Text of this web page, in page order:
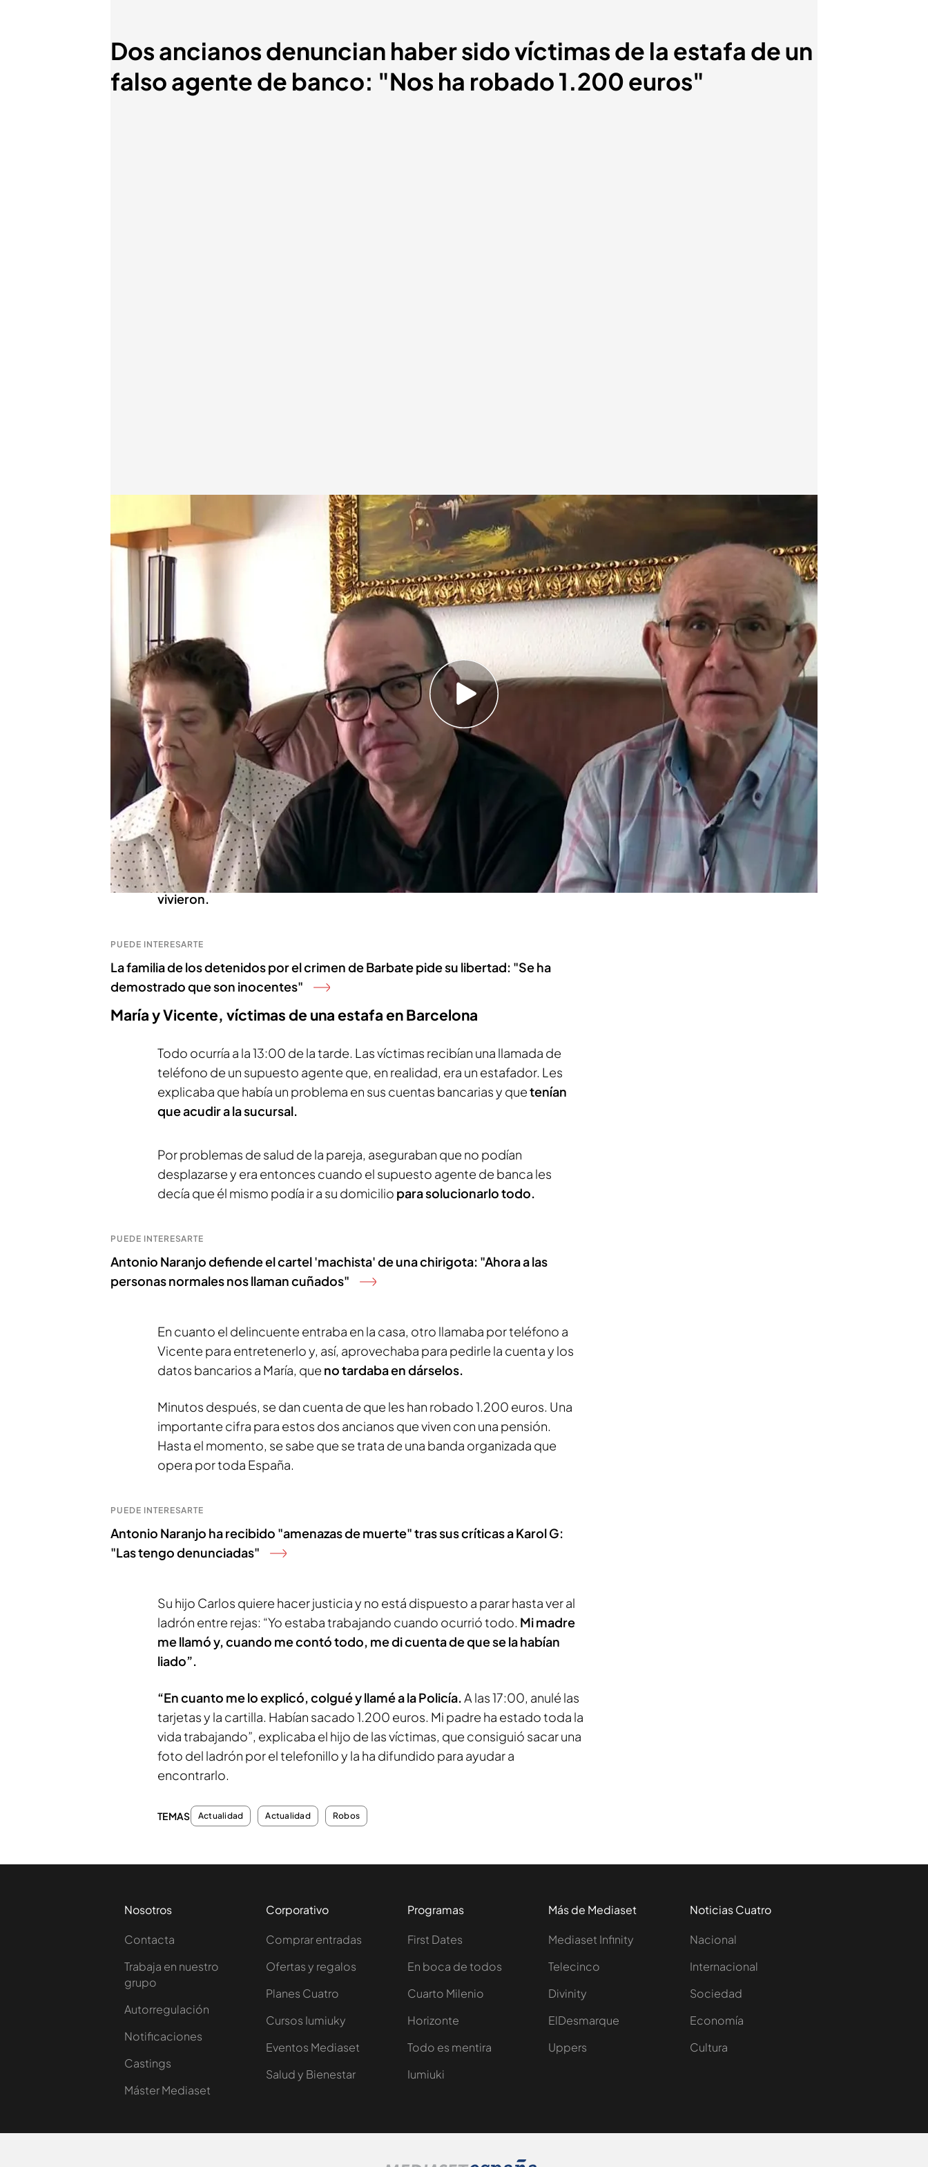
Dos ancianos denuncian haber sido víctimas de la estafa de un
falso agente de banco: "Nos ha robado 1.200 euros"
En boca de todos
25 JUL 2024 - 14:37h.
María y Vicente han sido estafados por un falso agente de banco
El falso agente de banco entró en su casa y les robó 1.200 euros
Carlos, el hijo de la pareja, no va a parar hasta ver al ladrón en prisión
Compartir
María y Vicente, de 83 y 84 años, han sido víctimas de una estafa en
Barcelona. Un hombre que rozaba la treintena se hacía pasar por agente
de banco, lograba entrar en su casa y les terminaba robando 1.200 euros.
Un dinero que les hace mucha falta, ya que son dos personas que viven
únicamente de una pensión. ‘En boca de todos’ ha podido hablar con los
protagonistas y con su hijo, que han relatado
el duro momento que
vivieron.
PUEDE INTERESARTE
La familia de los detenidos por el crimen de Barbate pide su libertad: "Se ha
demostrado que son inocentes"
María y Vicente, víctimas de una estafa en Barcelona
Todo ocurría a la 13:00 de la tarde. Las víctimas recibían una llamada de
teléfono de un supuesto agente que, en realidad, era un estafador. Les
explicaba que había un problema en sus cuentas bancarias y quetenían
que acudir a la sucursal.
Por problemas de salud de la pareja, aseguraban que no podían
desplazarse y era entonces cuando el supuesto agente de banca les
decía que él mismo podía ir a su domicilio para solucionarlo todo.
PUEDE INTERESARTE
Antonio Naranjo defiende el cartel 'machista' de una chirigota: "Ahora a las
personas normales nos llaman cuñados"
En cuanto el delincuente entraba en la casa, otro llamaba por teléfono a
Vicente para entretenerlo y, así, aprovechaba para pedirle la cuenta y los
datos bancarios a María, que no tardaba en dárselos.
Minutos después, se dan cuenta de que les han robado 1.200 euros. Una
importante cifra para estos dos ancianos que viven con una pensión.
Hasta el momento, se sabe que se trata de una banda organizada que
opera por toda España.
PUEDE INTERESARTE
Antonio Naranjo ha recibido "amenazas de muerte" tras sus críticas a Karol G:
"Las tengo denunciadas"
Su hijo Carlos quiere hacer justicia y no está dispuesto a parar hasta ver al
ladrón entre rejas: “Yo estaba trabajando cuando ocurrió todo. Mi madre
me llamó y, cuando me contó todo, me di cuenta de que se la habían
liado”.
“En cuanto me lo explicó, colgué y llamé a la Policía.A las 17:00, anulé las
tarjetas y la cartilla. Habían sacado 1.200 euros. Mi padre ha estado toda la
vida trabajando”, explicaba el hijo de las víctimas, que consiguió sacar una
foto del ladrón por el telefonillo y la ha difundido para ayudar a
encontrarlo.
TEMAS Actualidad Actualidad Robos
Nosotros
Contacta
Trabaja en nuestro
grupo
Autorregulación
Notificaciones
Castings
Máster Mediaset
Corporativo
Comprar entradas
Ofertas y regalos
Planes Cuatro
Cursos Iumiuky
Eventos Mediaset
Salud y Bienestar
Programas
First Dates
En boca de todos
Cuarto Milenio
Horizonte
Todo es mentira
Iumiuki
Más de Mediaset
Mediaset Infinity
Telecinco
Divinity
ElDesmarque
Uppers
Noticias Cuatro
Nacional
Internacional
Sociedad
Economía
Cultura